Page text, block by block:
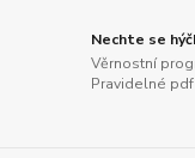
Nechte se
Věrnostní
Pravidelné